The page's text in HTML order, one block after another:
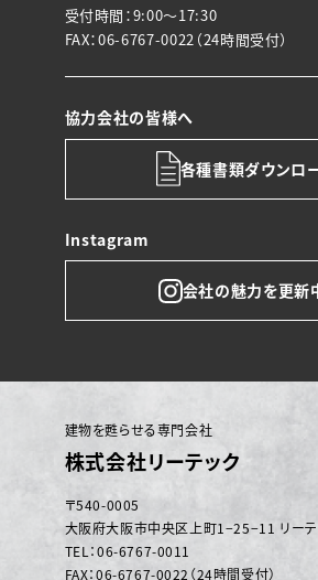
建物を甦らせる専門会社
株式会社リーテック
〒540-0005
大阪府大阪市中央区上町1−25−11 リーテ
TEL：06-6767-0011
FAX：06-6767-0022（24時間受付）
受付時間：9:00〜17:30
FAX：06-6767-0022（24時間受付）
協力会社の皆様へ
各種書類ダウンロ
Instagram
会社の魅力を更新